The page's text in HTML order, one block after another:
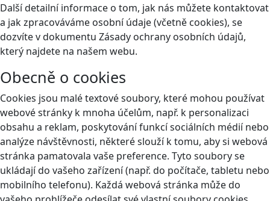
Další detailní informace o tom, jak nás můžete kontaktovat
a jak zpracováváme osobní údaje (včetně cookies), se
dozvíte v dokumentu Zásady ochrany osobních údajů,
který najdete na našem webu.
Obecně o cookies
Cookies jsou malé textové soubory, které mohou používat
webové stránky k mnoha účelům, např. k personalizaci
obsahu a reklam, poskytování funkcí sociálních médií nebo
analýze návštěvnosti, některé slouží k tomu, aby si webová
stránka pamatovala vaše preference. Tyto soubory se
ukládají do vašeho zařízení (např. do počítače, tabletu nebo
mobilního telefonu). Každá webová stránka může do